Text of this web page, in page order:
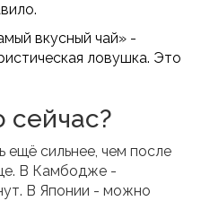
вкусный чай» -
ловушка. Это
ещё сильнее, чем после
В Камбодже -
В Японии - можно